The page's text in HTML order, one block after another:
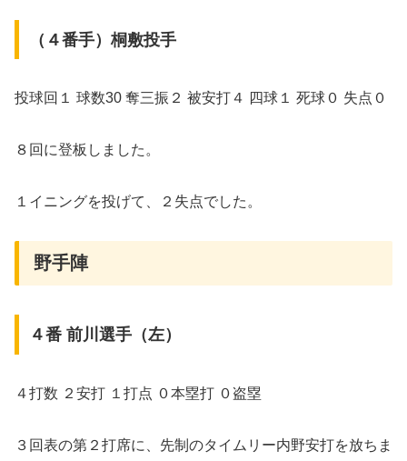
（４番手）桐敷投手
投球回１ 球数30 奪三振２ 被安打４ 四球１ 死球０ 失点０
８回に登板しました。
１イニングを投げて、２失点でした。
野手陣
４番 前川選手（左）
４打数 ２安打 １打点 ０本塁打 ０盗塁
３回表の第２打席に、先制のタイムリー内野安打を放ちま